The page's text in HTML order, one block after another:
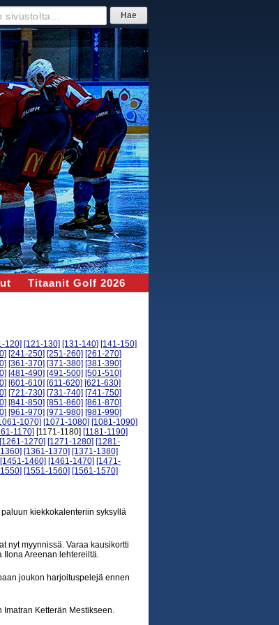
Titaanit Golf 2026
120] [121-130] [131-140] [141-150]
[241-250] [251-260] [261-270]
[361-370] [371-380] [381-390]
[481-490] [491-500] [501-510]
[601-610] [611-620] [621-630]
[721-730] [731-740] [741-750]
[841-850] [851-860] [861-870]
[961-970] [971-980] [981-990]
1070] [1071-1080] [1081-1090]
1170] [1171-1180] [1181-1190]
[1261-1270] [1271-1280] [1281-
[1361-1370] [1371-1380]
[1451-1460] [1461-1470] [1471-
[1551-1560] [1561-1570]
kiekkokalenteriin syksyllä
nyt myynnissä. Varaa kausikortti
Ilona Areenan lehtereiltä.
joukon harjoituspelejä ennen
Ketterän Mestikseen.